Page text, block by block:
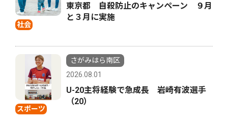
社会
東京都 自殺防止のキャンペーン ９月
と３月に実施
スポーツ
さがみはら南区
2026.08.01
U-20主将経験で急成長 岩崎有波選手
（20）